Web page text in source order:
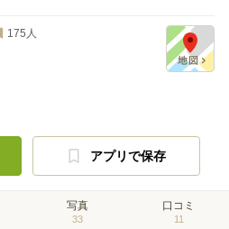
175 人
アプリで保存
写真
33
口コミ
11